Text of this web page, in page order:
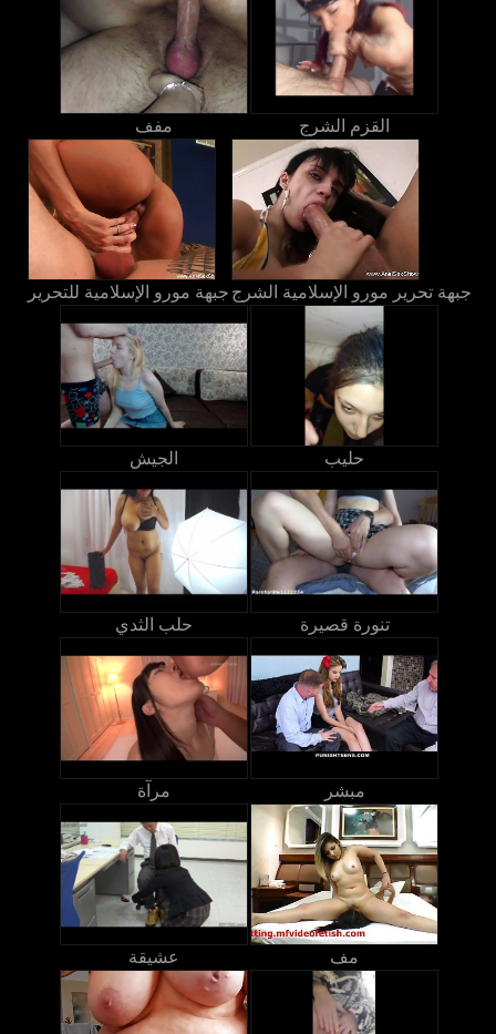
مفف القزم الشرج
جبهة مورو الإسلامية للتحرير جبهة تحرير مورو الإسلامية الشرج
الجيش حليب
حلب الثدي تنورة قصيرة
مرآة مبشر
عشيقة مف